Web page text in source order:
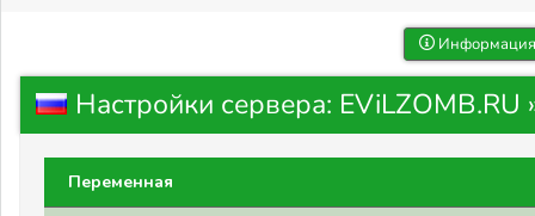
Настройки сервера:
Переменная